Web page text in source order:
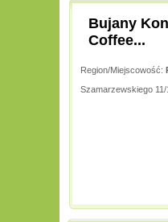
Bujany
Coffee...
Region/Miejscowość:
Szamarzewskiego 11/